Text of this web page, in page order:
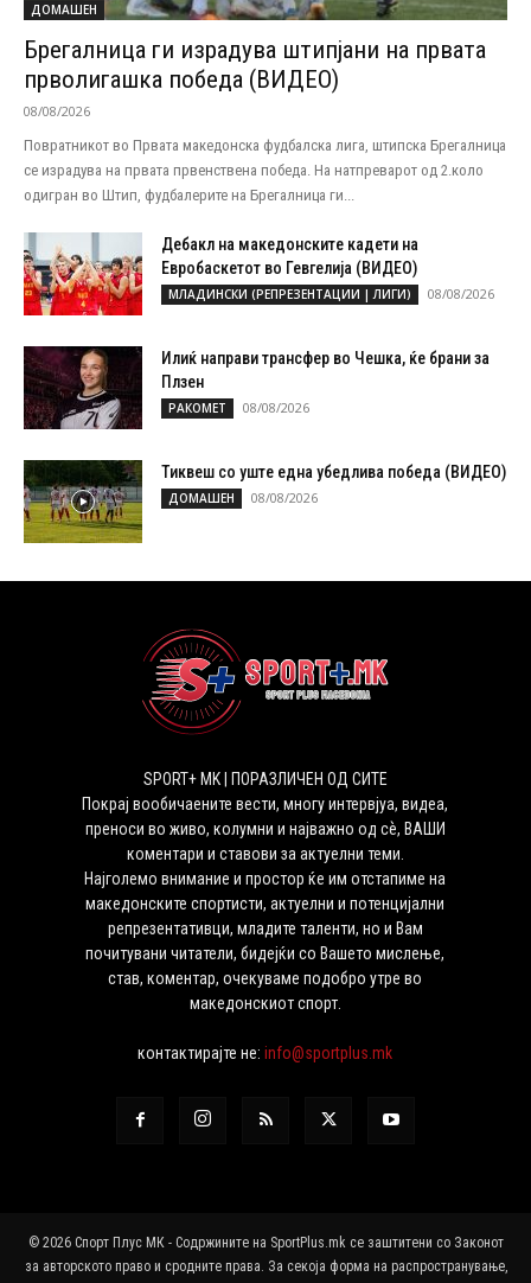
ДОМАШЕН
Брегалница ги израдува штипјани на првата
прволигашка победа (ВИДЕО)
08/08/2026
Повратникот во Првата македонска фудбалска лига, штипска Брегалница
се израдува на првата првенствена победа. На натпреварот од 2.коло
одигран во Штип, фудбалерите на Брегалница ги...
Дебакл на македонските кадети на
Евробаскетот во Гевгелија (ВИДЕО)
МЛАДИНСКИ (РЕПРЕЗЕНТАЦИИ | ЛИГИ) 08/08/2026
Илиќ направи трансфер во Чешка, ќе брани за
Плзен
РАКОМЕТ 08/08/2026
Тиквеш со уште една убедлива победа (ВИДЕО)
ДОМАШЕН 08/08/2026
SPORT+ MK | ПОРАЗЛИЧЕН ОД СИТЕ
Покрај вообичаените вести, многу интервјуа, видеа,
преноси во живо, колумни и најважно од сѐ, ВАШИ
коментари и ставови за актуелни теми.
Најголемо внимание и простор ќе им отстапиме на
македонските спортисти, актуелни и потенцијални
репрезентативци, младите таленти, но и Вам
почитувани читатели, бидејќи со Вашето мислење,
став, коментар, очекуваме подобро утре во
македонскиот спорт.
контактирајте не:info@sportplus.mk
© 2026 Спорт Плус МК - Содржините на SportPlus.mk се заштитени со Законот
за авторското право и сродните права. За секоја форма на распространување,